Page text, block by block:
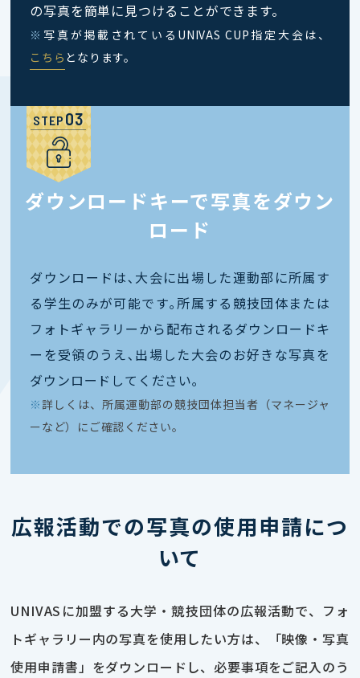
の写真を簡単に見つけることができます。
※ 写真が掲載されているUNIVAS CUP指定大会は、
こちら となります。
STEP
ダウンロードキーで写真をダウン
ロード
ダウンロードは､大会に出場した運動部に所属す
る学生のみが可能です｡所属する競技団体または
フォトギャラリーから配布されるダウンロードキ
ーを受領のうえ､出場した大会のお好きな写真を
ダウンロードしてください｡
※ 詳しくは、所属運動部の競技団体担当者（マネージャ
ーなど）にご確認ください。
広報活動での写真の使用申請につ
いて
UNIVASに加盟する大学・競技団体の広報活動で、フォ
トギャラリー内の写真を使用したい方は、「映像・写真
使用申請書」をダウンロードし、必要事項をご記入のう